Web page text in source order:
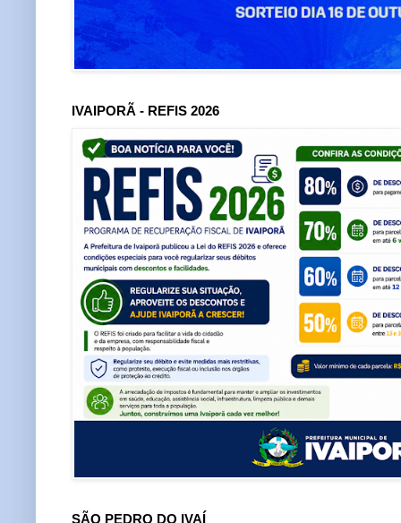
IVAIPORÃ - REFIS 2026
SÃO PEDRO DO IVAÍ